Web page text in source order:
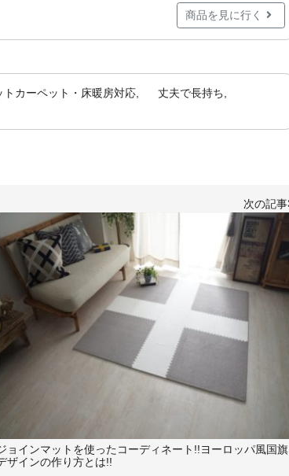
商品を見に行く
トカーペット・床暖房対応
丈夫で長持ち
次の記事
ョインマットを使ったコーディネート!!ヨーロッパ風国旗
ザインの作り方とは!!